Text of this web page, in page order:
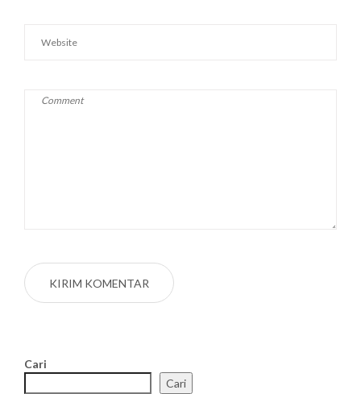
Cari
Cari